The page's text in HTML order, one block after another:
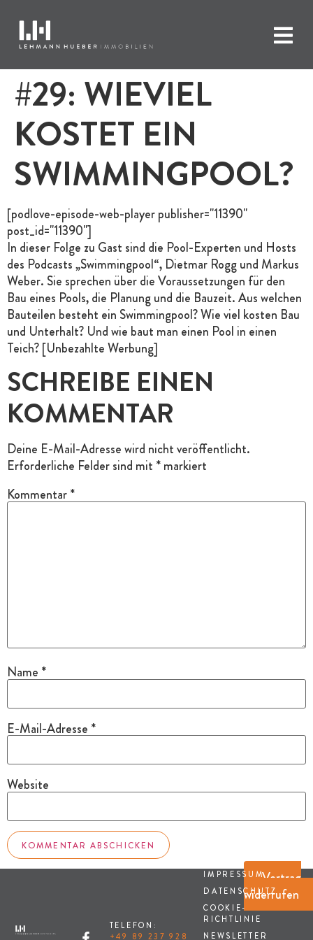
#29: WIEVIEL
KOSTET EIN
SWIMMINGPOOL?
[podlove-episode-web-player publisher="11390"
post_id="11390"]
In dieser Folge zu Gast sind die Pool-Experten und Hosts
des Podcasts „Swimmingpool“, Dietmar Rogg und Markus
Weber. Sie sprechen über die Voraussetzungen für den
Bau eines Pools, die Planung und die Bauzeit. Aus welchen
Bauteilen besteht ein Swimmingpool? Wie viel kosten Bau
und Unterhalt? Und wie baut man einen Pool in einen
Teich? [Unbezahlte Werbung]
SCHREIBE EINEN
KOMMENTAR
Deine E-Mail-Adresse wird nicht veröffentlicht.
Erforderliche Felder sind mit *markiert
Kommentar*
Name *
E-Mail-Adresse *
Website
TELEFON:
+49 89 237 928
IMPRESSUM
DATENSCHUTZ
COOKIE-
RICHTLINIE
NEWSLETTER
Vertrag
widerrufen